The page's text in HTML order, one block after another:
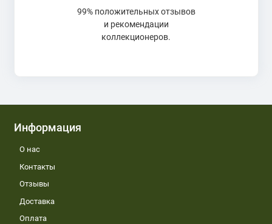
99% положительных отзывов
и рекомендации
коллекционеров.
Информация
О нас
Контакты
Отзывы
Доставка
Оплата